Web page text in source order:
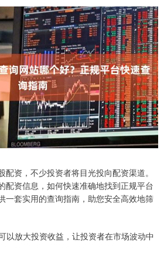
资，不少投资者将目光投向配资渠道。
配资信息，如何快速准确地找到正规平台
一套实用的查询指南，助您安全高效地筛
以放大投资收益，让投资者在市场波动中